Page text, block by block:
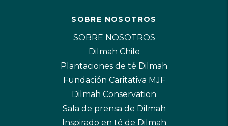
SOBRE NOSOTROS
SOBRE NOSOTROS
Dilmah Chile
Plantaciones de té Dilmah
Fundación Caritativa MJF
Dilmah Conservation
Sala de prensa de Dilmah
Inspirado en té de Dilmah